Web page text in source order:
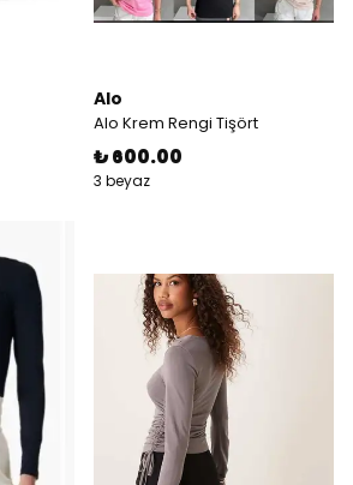
Alo
Alo Krem Rengi Tişört
₺ 600.00
3 beyaz